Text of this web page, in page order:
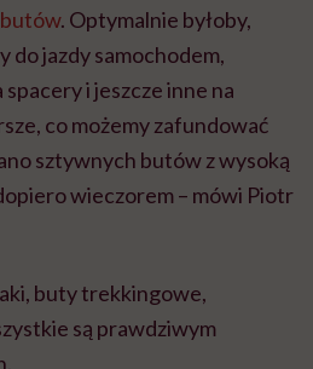
butów. Optymalnie byłoby,
do jazdy samochodem,
i jeszcze inne na
co możemy zafundować
sztywnych butów z wysoką
wieczorem – mówi Piotr
buty trekkingowe,
są prawdziwym